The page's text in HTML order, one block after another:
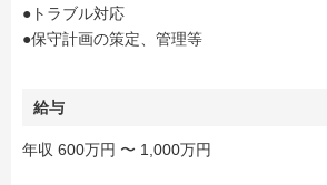
●トラブル対応
●保守計画の策定、管理等
給与
年収 600万円 〜 1,000万円